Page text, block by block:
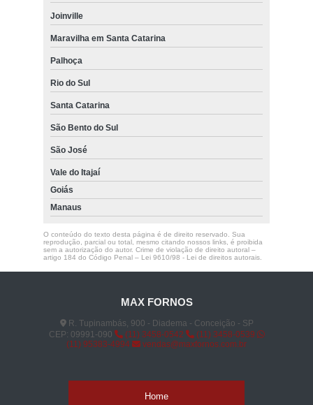
Joinville
Maravilha em Santa Catarina
Palhoça
Rio do Sul
Santa Catarina
São Bento do Sul
São José
Vale do Itajaí
Goiás
Manaus
O conteúdo do texto desta página é de direito reservado. Sua
reprodução, parcial ou total, mesmo citando nossos links, é proibida
sem a autorização do autor. Crime de violação de direito autoral –
artigo 184 do Código Penal – Lei 9610/98 - Lei de direitos autorais.
MAX FORNOS
R. Tupinambás, 900 - Diadema - Conceição - SP
CEP: 09991-090
(11) 3458-0542
(11) 3458-0539
(11) 95383-4994
vendas@maxfornos.com.br
Home